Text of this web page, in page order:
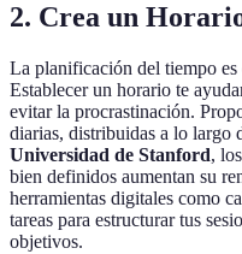
2. Crea un
La planificación del tiempo es
Establecer un horario te
evitar la procrastinación.
diarias, distribuidas a lo largo
Universidad de Stanford,
bien definidos aumentan su
herramientas digitales como
tareas para estructurar tus
objetivos.